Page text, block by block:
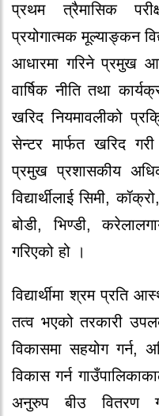
प्रथम त्रैमासिक
प्रयोगात्मक मूल्याङ्कन
आधारमा गरिने प्रमुख
वार्षिक नीति तथा
खरिद नियमावलीको
सेन्टर मार्फत खरिद
प्रमुख प्रशासकीय
विद्यार्थीलाई सिमी,
बोडी, भिण्डी,
गरिएको हो ।
विद्यार्थीमा श्रम प्रति
तत्व भएको तरकारी
विकासमा सहयोग गर्न,
विकास गर्न
अनुरुप बीउ वितरण